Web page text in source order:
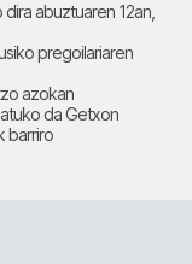
abuztuaren 12an,
pregoilariaren
azokan
da Getxon
barriro